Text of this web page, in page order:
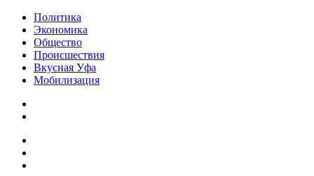
Политика
Экономика
Общество
Происшествия
Вкусная Уфа
Мобилизация